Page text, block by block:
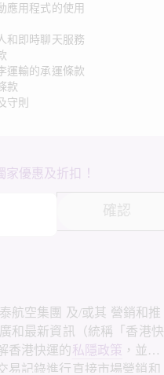
應用程式的使用
和即時聊天服務
運輸的承運條款
款
守則
優惠及折扣！
確認
航空集團 及/或其 營銷和推
和最新資訊（統稱「香港快
香港快運的私隱政策 ，並同
易記錄進行直接市場營銷和